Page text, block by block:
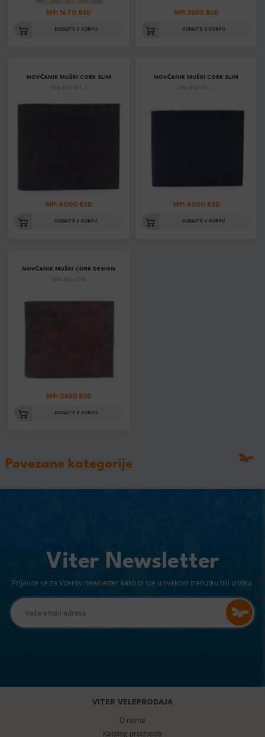
MP: 1670 RSD
DODAJTE U KORPU
MP: 3050 RSD
DODAJTE U KORPU
NOVČANIK MUŠKI CORK SLIM
Šifra: BAG-351_2
MP: 4000 RSD
DODAJTE U KORPU
NOVČANIK MUŠKI CORK SLIM
Šifra: BAG-351_1
MP: 4000 RSD
DODAJTE U KORPU
NOVČANIK MUŠKI CORK DESIGN
Šifra: BAG-2254
MP: 2450 RSD
DODAJTE U KORPU
Povezane kategorije
Viter Newsletter
Prijavite se za Viterov newsletter kako bi ste u svakom trenutku bili u toku.
VITER VELEPRODAJA
O nama
Katalog proizvoda